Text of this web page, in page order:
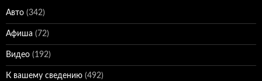
Авто (342)
Афиша (72)
Видео (192)
К вашему сведению (492)